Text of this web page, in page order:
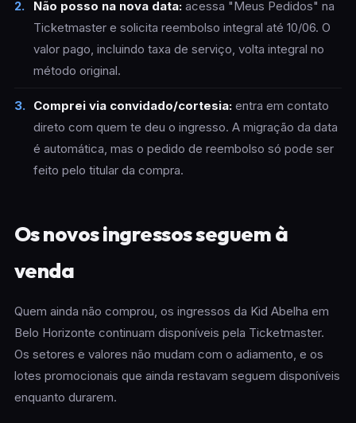
Não posso na nova data:acessa "Meus Pedidos" na
Ticketmaster e solicita reembolso integral até 10/06. O
valor pago, incluindo taxa de serviço, volta integral no
método original.
Comprei via convidado/cortesia:entra em contato
direto com quem te deu o ingresso. A migração da data
é automática, mas o pedido de reembolso só pode ser
feito pelo titular da compra.
Os novos ingressos seguem à
venda
Quem ainda não comprou, os ingressos da Kid Abelha em
Belo Horizonte continuam disponíveis pela Ticketmaster.
Os setores e valores não mudam com o adiamento, e os
lotes promocionais que ainda restavam seguem disponíveis
enquanto durarem.